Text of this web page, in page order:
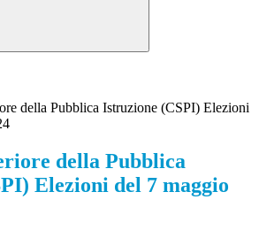
della Pubblica Istruzione (CSPI) Elezioni
della Pubblica
Elezioni del 7 maggio